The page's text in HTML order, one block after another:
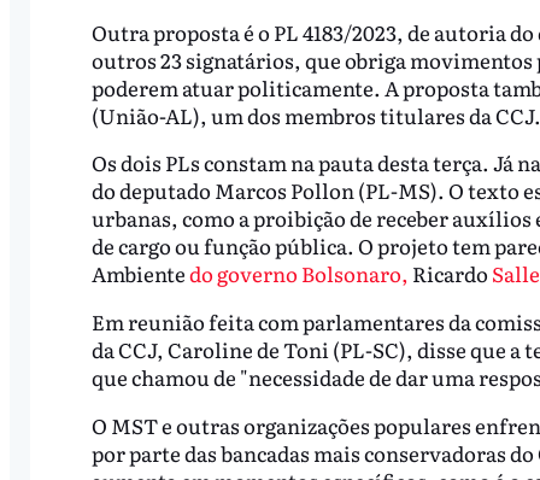
Outra proposta é o PL 4183/2023, de autoria
outros 23 signatários, que obriga
poderem atuar politicamente. A proposta
(União-AL), um dos membros titulares da CCJ.
Os dois PLs constam na pauta desta terça. Já
do deputado Marcos Pollon (PL-MS). O texto
urbanas, como a proibição de receber auxílios
de cargo ou função pública. O projeto tem
Ambientedo governo Bolsonaro, Ricardo
Em reunião feita com parlamentares da
da CCJ, Caroline de Toni (PL-SC), disse que a
que chamou de "necessidade de dar uma
O MST e outras organizações populares
por parte das bancadas mais conservadoras